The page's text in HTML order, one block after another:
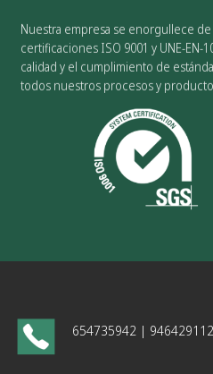
Nuestra empresa se enorgullece
certificaciones ISO 9001 y UNE-EN-
calidad y el cumplimiento de
todos nuestros procesos y
654735942 | 946429112